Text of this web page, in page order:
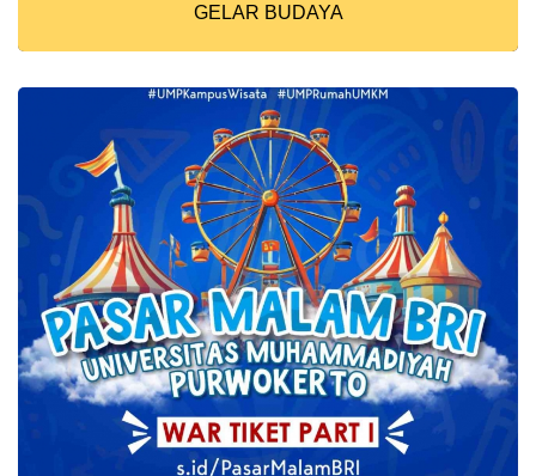
GELAR BUDAYA